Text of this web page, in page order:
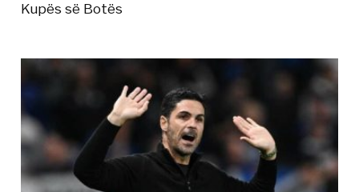
Kupës së Botës